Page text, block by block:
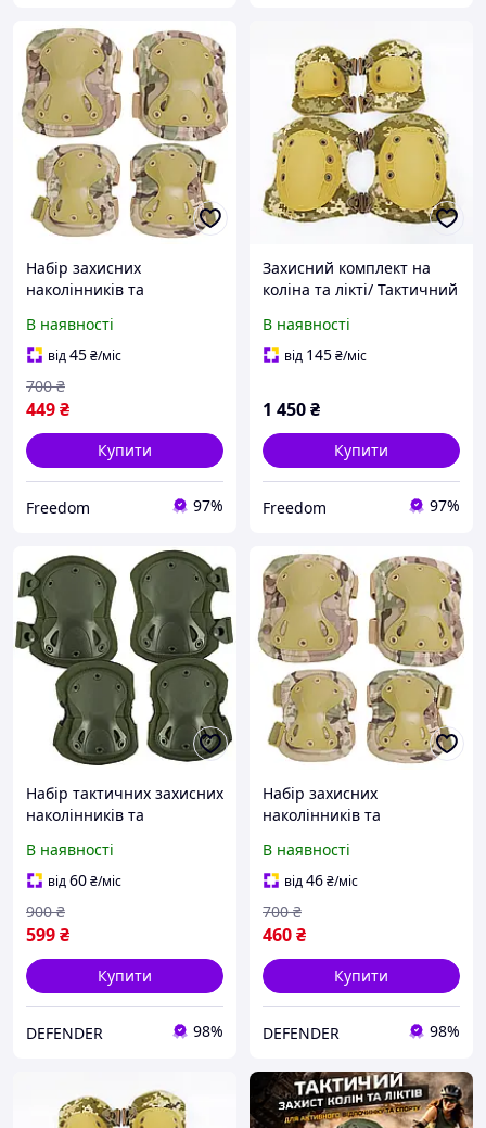
Набір захисних
наколінників та
комплект військових
щитків на коліна та лікті/
Мультикам
В наявності
від45₴/міс
449₴
700 ₴
Купити
Freedom 97%
Захисний комплект на
коліна та лікті/ Тактичний
Наколінники+Налокітники
/ Піксель
В наявності
від 145₴/міс
1 450₴
Купити
Freedom 97%
Набір тактичних захисних
наколінників та
військових щитків на
коліна та лікті/ Олива
В наявності
від60₴/міс
599₴
900 ₴
Купити
DEFENDER 98%
Набір захисних
наколінників та
комплект військових
щитків на коліна та лікті/
Мультикам
В наявності
від46₴/міс
460₴
700 ₴
Купити
DEFENDER 98%